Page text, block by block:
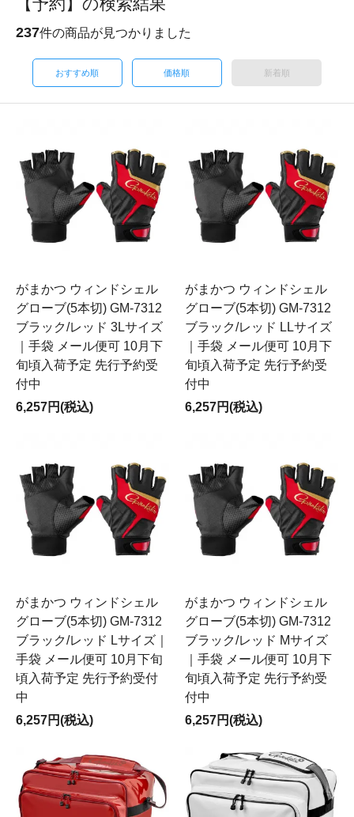
【予約】の検索結果
237件の商品が見つかりました
おすすめ順 価格順 新着順
がまかつ ウィンドシェル
グローブ(5本切) GM-7312
ブラック/レッド 3Lサイズ
｜手袋 メール便可 10月下
旬頃入荷予定 先行予約受
付中
6,257円(税込)
がまかつ ウィンドシェル
グローブ(5本切) GM-7312
ブラック/レッド LLサイズ
｜手袋 メール便可 10月下
旬頃入荷予定 先行予約受
付中
6,257円(税込)
がまかつ ウィンドシェル
グローブ(5本切) GM-7312
ブラック/レッド Lサイズ｜
手袋 メール便可 10月下旬
頃入荷予定 先行予約受付
中
6,257円(税込)
がまかつ ウィンドシェル
グローブ(5本切) GM-7312
ブラック/レッド Mサイズ
｜手袋 メール便可 10月下
旬頃入荷予定 先行予約受
付中
6,257円(税込)